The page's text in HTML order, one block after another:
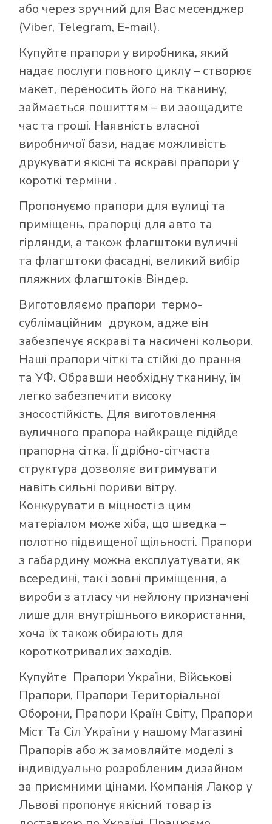
або через зручний для Вас месенджер
(Viber, Telegram, E-mail).
Купуйте прапори у виробника, який
надає послуги повного циклу – створює
макет, переносить його на тканину,
займається пошиттям – ви заощадите
час та гроші. Наявність власної
виробничої бази, надає можливість
друкувати якісні та яскраві прапори у
короткі терміни .
Пропонуємо прапори для вулиці та
приміщень, прапорці для авто та
гірлянди, а також флагштоки вуличні
та флагштоки фасадні, великий вибір
пляжних флагштоків Віндер.
Виготовляємо прапори термо-
сублімаційним друком, адже він
забезпечує яскраві та насичені кольори.
Наші прапори чіткі та стійкі до прання
та УФ. Обравши необхідну тканину, їм
легко забезпечити високу
зносостійкість. Для виготовлення
вуличного прапора найкраще підійде
прапорна сітка. Її дрібно-сітчаста
структура дозволяє витримувати
навіть сильні пориви вітру.
Конкурувати в міцності з цим
матеріалом може хіба, що шведка –
полотно підвищеної щільності. Прапори
з габардину можна експлуатувати, як
всередині, так і зовні приміщення, а
вироби з атласу чи нейлону призначені
лише для внутрішнього використання,
хоча їх також обирають для
короткотривалих заходів.
Купуйте Прапори України, Військові
Прапори, Прапори Територіальної
Оборони, Прапори Країн Світу, Прапори
Міст Та Сіл України у нашому Магазині
Прапорів або ж замовляйте моделі з
індивідуально розробленим дизайном
за приємними цінами. Компанія Лакор у
Львові пропонує якісний товар із